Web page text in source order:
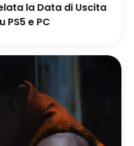
la Data di Uscita
PS5 e PC